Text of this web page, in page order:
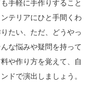
手軽に手作りすること
テリアにひと手間くわ
たい、ただ、どうやっ
な悩みや疑問を持って
や作り方を覚えて、自
ドで演出しましょう。